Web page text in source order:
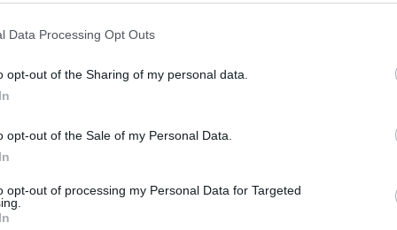
Data Processing Opt Outs
opt-out of the Sharing of my personal data.
opt-out of the Sale of my Personal Data.
opt-out of processing my Personal Data for Targeted
oder Rollstühle können aus
angepasste Kleidung und flache,
Die Plättenfahrt begeistert Entdecker. Auf
Weg, Ambergs Geheimnisse vom Wasser
lebendige Stadtgeschichte, Naturgenuss und